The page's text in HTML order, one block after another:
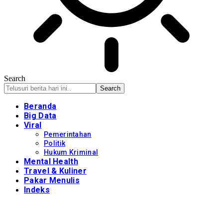
Search
Beranda
Big Data
Viral
Pemerintahan
Politik
Hukum Kriminal
Mental Health
Travel & Kuliner
Pakar Menulis
Indeks